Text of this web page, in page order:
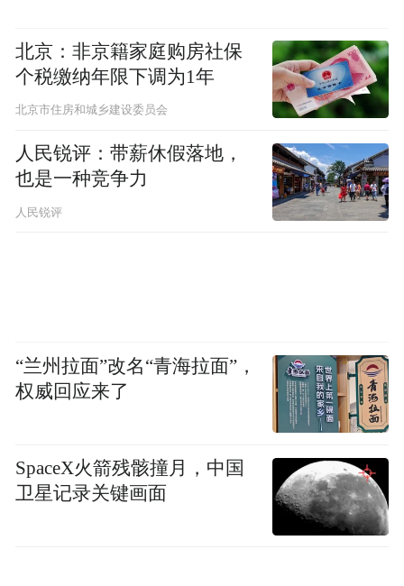
北京：非京籍家庭购房社保
个税缴纳年限下调为1年
北京市住房和城乡建设委员会
人民锐评：带薪休假落地，
也是一种竞争力
人民锐评
“兰州拉面”改名“青海拉面”，
权威回应来了
SpaceX火箭残骸撞月，中国
卫星记录关键画面